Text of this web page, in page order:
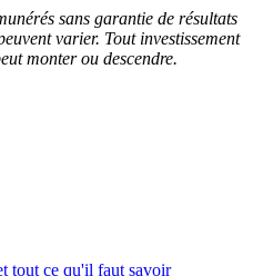
sans garantie de résultats
varier. Tout investissement
monter ou descendre.
tout ce qu'il faut savoir